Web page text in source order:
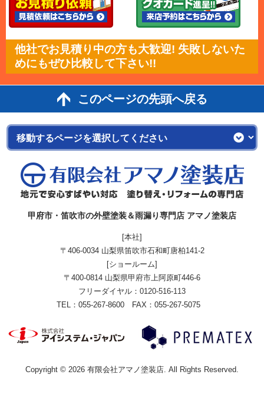
他社でお見積り中の方も大歓迎! 失敗しないた
めにもぜひ比較して下さい!!
このページの先頭へ戻る
甲府市・笛吹市の外壁塗装＆雨漏り専門店 アマノ塗装店
[本社]
〒406-0034 山梨県笛吹市石和町唐柏141-2
[ショールーム]
〒400-0814 山梨県甲府市上阿原町446-6
フリーダイヤル： 0120-516-113
TEL：055-267-8600 FAX：055-267-5075
Copyright © 2026 有限会社アマノ塗装店. All Rights Reserved.